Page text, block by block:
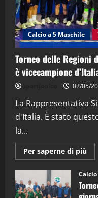
4 15/
08/
Calcio a 5 Maschile
Torneo delle Regioni
è vicecampione
02/05/
La Rappresentativa
d'Italia. È stato
la...
Per saperne di più
di
Calcio